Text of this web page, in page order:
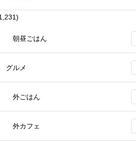
朝昼ごはん
グルメ
外ごはん
外カフェ